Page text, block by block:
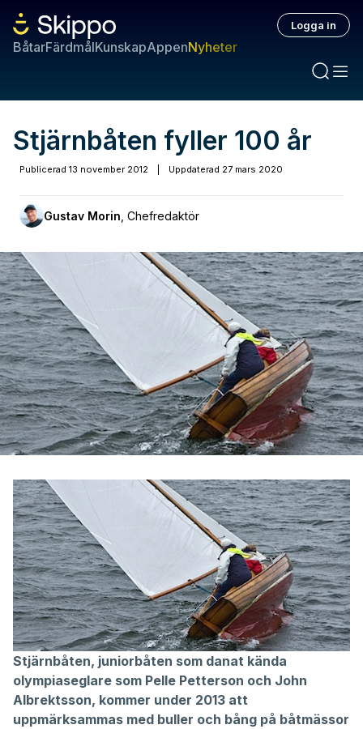
BåtarFärdmålKunskapAppenNyheter
Logga in
Stjärnbåten fyller 100 år
Publicerad 13 november 2012 Uppdaterad 27 mars 2020
Gustav Morin Chefredaktör
Stjärnbåten, juniorbåten som danat kända
olympiaseglare som Pelle Petterson och John
Albrektsson, kommer under 2013 att
uppmärksammas med buller och bång på båtmässor